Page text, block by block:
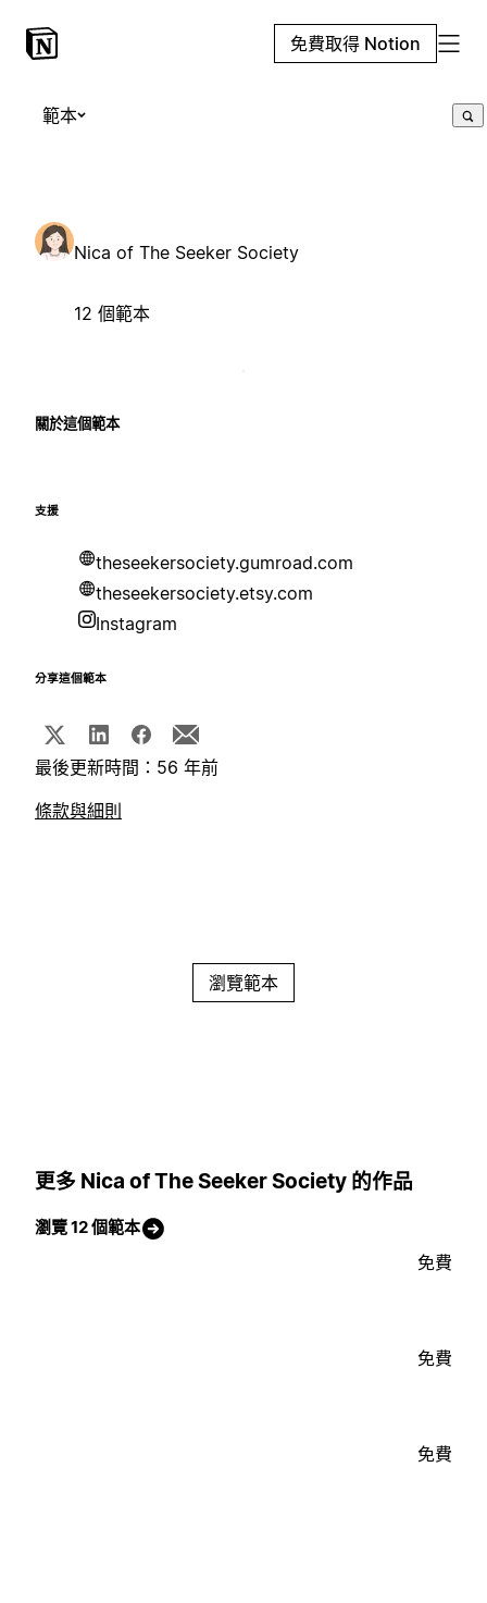
免費取得 Notion
範本
Nica of The Seeker Society
12 個範本
關於這個範本
支援
theseekersociety.gumroad.com
theseekersociety.etsy.com
Instagram
分享這個範本
最後更新時間：56 年前
條款與細則
瀏覽範本
更多 Nica of The Seeker Society 的作品
瀏覽 12 個範本
免費
免費
免費